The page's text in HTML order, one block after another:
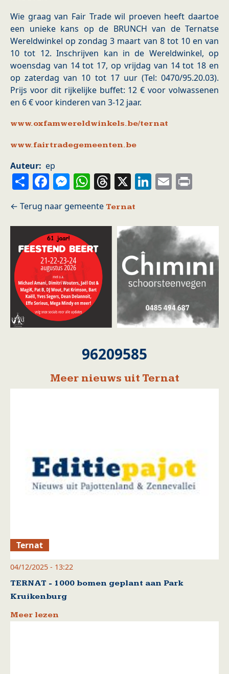
Wie graag van Fair Trade wil proeven heeft daartoe
een unieke kans op de BRUNCH van de Ternatse
Wereldwinkel op zondag 3 maart van 8 tot 10 en van
10 tot 12. Inschrijven kan in de Wereldwinkel, op
woensdag van 14 tot 17, op vrijdag van 14 tot 18 en
op zaterdag van 10 tot 17 uur (Tel: 0470/95.20.03).
Prijs voor dit rijkelijke buffet: 12 € voor volwassenen
en 6 € voor kinderen van 3-12 jaar.
www.oxfamwereldwinkels.be/ternat
www.fairtradegemeenten.be
Auteur ep
ShareFacebook
Messenger
WhatsApp
Threads
X LinkedIn
Email
Ternat
96209585
Meer nieuws uit Ternat
Ternat
04/12/2025 - 13:22
TERNAT - 1000 bomen geplant aan Park
Kruikenburg
Meer lezen